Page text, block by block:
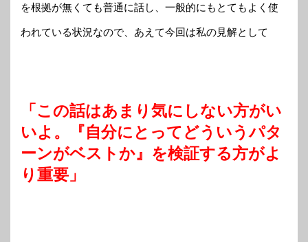
を根拠が無くても普通に話し、一般的にもとてもよく使
われている状況なので、あえて今回は私の見解として
「この話はあまり気にしない方がい
いよ。『自分にとってどういうパタ
ーンがベストか』を検証する方がよ
り重要」